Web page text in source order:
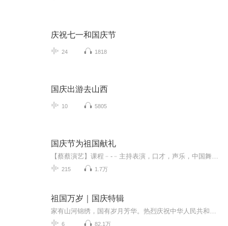
庆祝七一和国庆节
24 1818
国庆出游去山西
10 5805
国庆节为祖国献礼
215 1.7万
祖国万岁｜国庆特辑
6 82.1万